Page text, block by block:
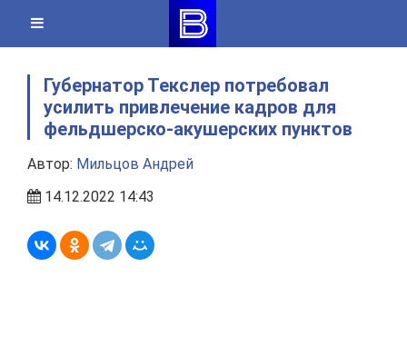
content
Губернатор Текслер потребовал
усилить привлечение кадров для
фельдшерско-акушерских пунктов
Автор: Мильцов Андрей
14.12.2022 14:43